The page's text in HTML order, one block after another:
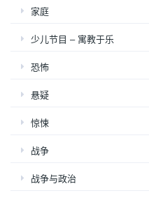
家庭
少儿节目 – 寓教于乐
恐怖
悬疑
惊悚
战争
战争与政治